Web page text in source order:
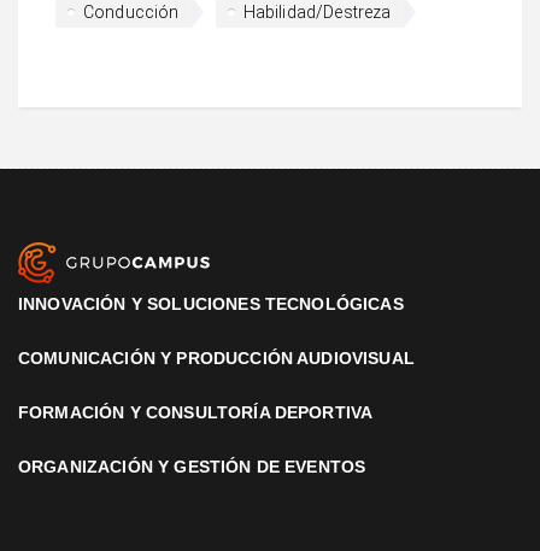
Conducción Habilidad/Destreza
INNOVACIÓN Y SOLUCIONES TECNOLÓGICAS
COMUNICACIÓN Y PRODUCCIÓN AUDIOVISUAL
FORMACIÓN Y CONSULTORÍA DEPORTIVA
ORGANIZACIÓN Y GESTIÓN DE EVENTOS